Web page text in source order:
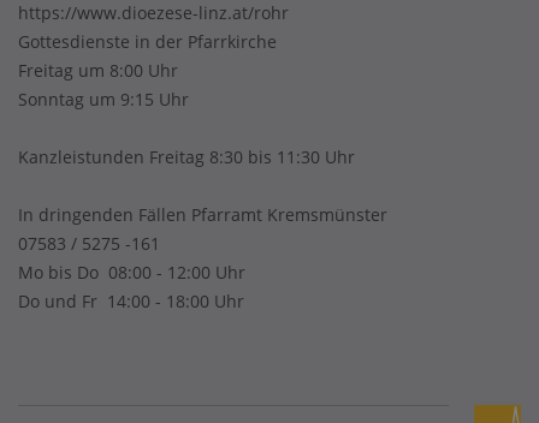
https://www.dioezese-linz.at/rohr
Gottesdienste in der Pfarrkirche
Freitag um 8:00 Uhr
Sonntag um 9:15 Uhr
Kanzleistunden Freitag 8:30 bis 11:30 Uhr
In dringenden Fällen Pfarramt Kremsmünster
07583 / 5275 -161
Mo bis Do 08:00 - 12:00 Uhr
Do und Fr 14:00 - 18:00 Uhr